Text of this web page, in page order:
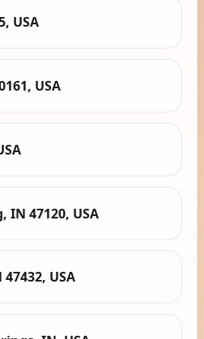
USA
USA
IN 47120, USA
USA